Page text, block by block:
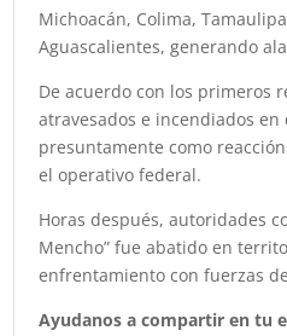
Michoacán, Colima,
Aguascalientes, generando
De acuerdo con los primeros
atravesados e incendiados
presuntamente como
el operativo federal.
Horas después, autoridades
Mencho” fue abatido en
enfrentamiento con fuerzas
Ayudanos a compartir en tu